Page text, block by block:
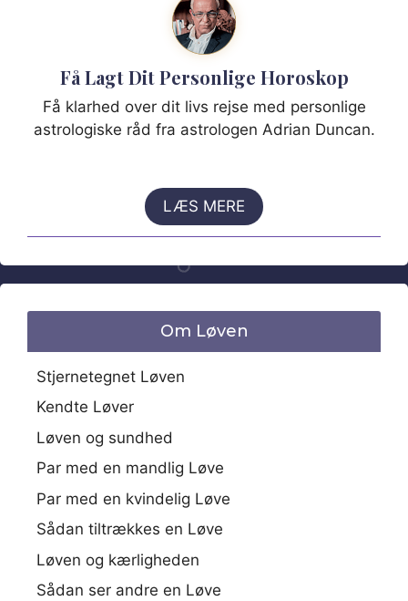
Få Lagt Dit Personlige Horoskop
Få klarhed over dit livs rejse med personlige
astrologiske råd fra astrologen Adrian Duncan.
LÆS MERE
Om Løven
Stjernetegnet Løven
Kendte Løver
Løven og sundhed
Par med en mandlig Løve
Par med en kvindelig Løve
Sådan tiltrækkes en Løve
Løven og kærligheden
Sådan ser andre en Løve